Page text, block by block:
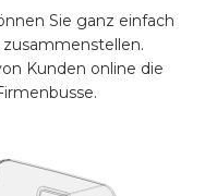
Sie ganz einfach
Kunden online die